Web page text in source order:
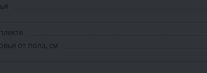
от пола, см